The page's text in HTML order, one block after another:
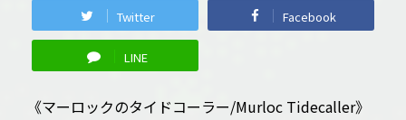
Twitter Facebook
LINE
《マーロックのタイドコーラー/Murloc Tidecaller》